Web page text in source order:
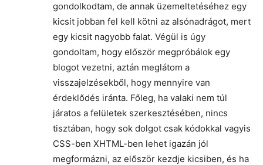
gondolkodtam, de annak üzemeltetéséhez egy
kicsit jobban fel kell kötni az alsónadrágot, mert
egy kicsit nagyobb falat. Végül is úgy
gondoltam, hogy először megpróbálok egy
blogot vezetni, aztán meglátom a
visszajelzésekből, hogy mennyire van
érdeklődés iránta. Főleg, ha valaki nem túl
járatos a felületek szerkesztésében, nincs
tisztában, hogy sok dolgot csak kódokkal vagyis
CSS-ben XHTML-ben lehet igazán jól
megformázni, az először kezdje kicsiben, és ha